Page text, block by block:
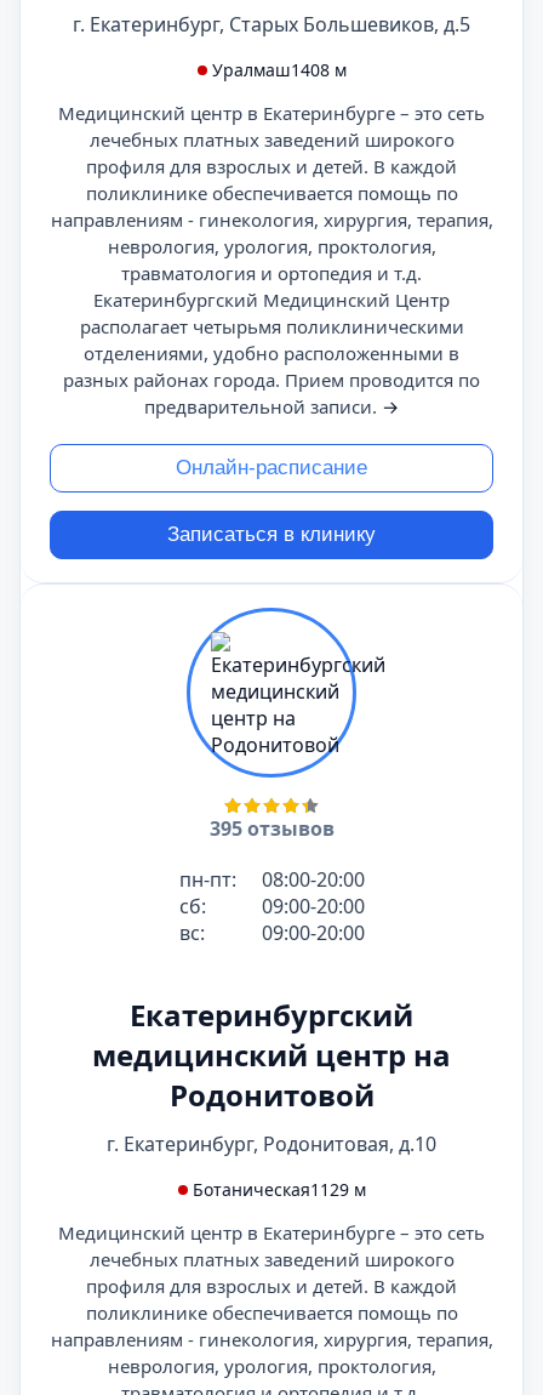
г. Екатеринбург, Старых Большевиков, д.5
Уралмаш1408 м
Медицинский центр в Екатеринбурге – это сеть
лечебных платных заведений широкого
профиля для взрослых и детей. В каждой
поликлинике обеспечивается помощь по
направлениям - гинекология, хирургия, терапия,
неврология, урология, проктология,
травматология и ортопедия и т.д.
Екатеринбургский Медицинский Центр
располагает четырьмя поликлиническими
отделениями, удобно расположенными в
разных районах города. Прием проводится по
предварительной записи. →
Онлайн-расписание
Записаться в клинику
395 отзывов
пн-пт:
08:00-20:00
сб:
09:00-20:00
вс:
09:00-20:00
Екатеринбургский
медицинский центр на
Родонитовой
г. Екатеринбург, Родонитовая, д.10
Ботаническая1129 м
Медицинский центр в Екатеринбурге – это сеть
лечебных платных заведений широкого
профиля для взрослых и детей. В каждой
поликлинике обеспечивается помощь по
направлениям - гинекология, хирургия, терапия,
неврология, урология, проктология,